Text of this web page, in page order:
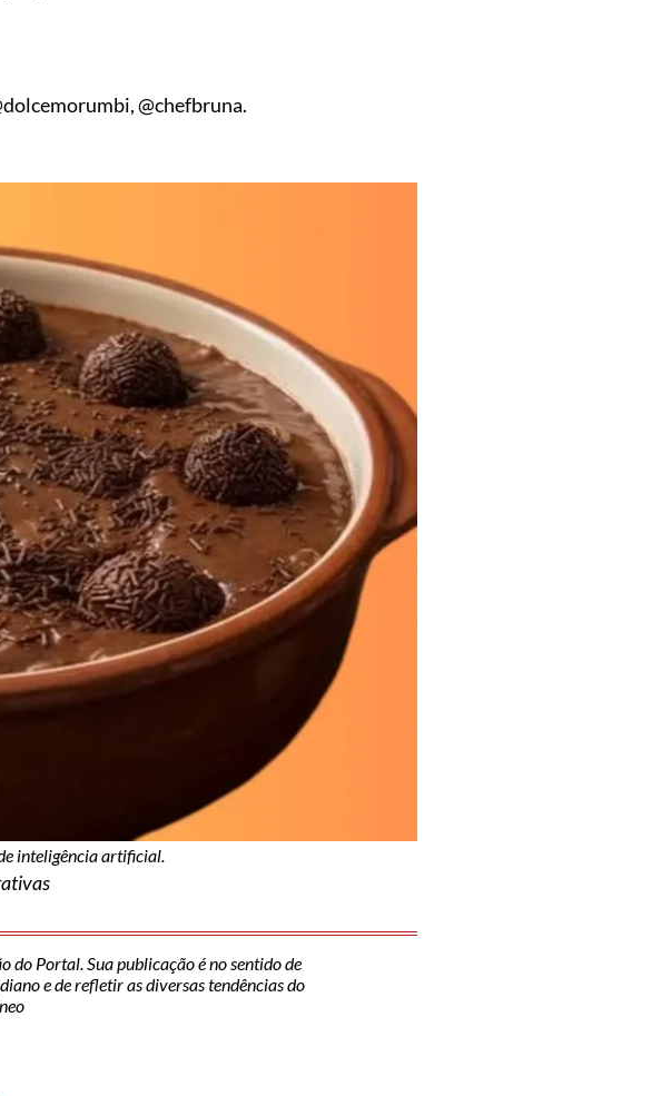
@chefbruna.
inteligência artificial.
do Portal. Sua publicação é no sentido de
e de refletir as diversas tendências do